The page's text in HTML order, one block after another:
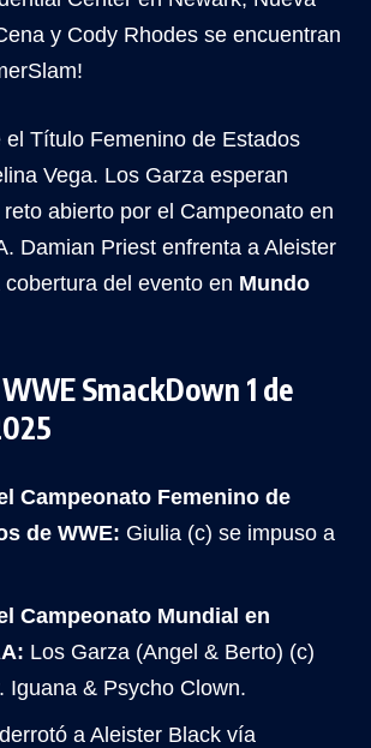
y Cody Rhodes se encuentran
el Título Femenino de Estados
Vega. Los Garza esperan
abierto por el Campeonato en
Damian Priest enfrenta a Aleister
del evento en Mundo
SmackDown 1 de
Campeonato Femenino de
de WWE: Giulia (c) se impuso a
Campeonato Mundial en
Los Garza (Angel & Berto) (c)
Iguana & Psycho Clown.
a Aleister Black vía